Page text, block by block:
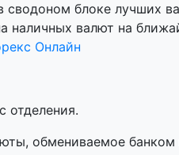
блоке лучших
наличных валют на
Онлайн
отделения.
обмениваемое банком